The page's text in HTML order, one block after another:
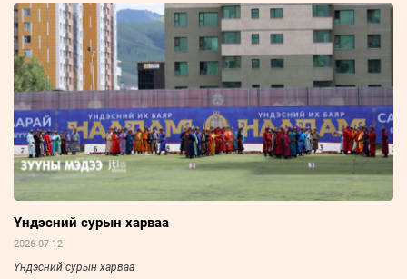
Үндэсний сурын харваа
2026-07-12
Үндэсний сурын харваа